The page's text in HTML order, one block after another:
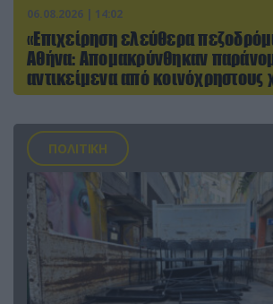
06.08.2026 | 14:02
«Επιχείρηση ελεύθερα
Αθήνα: Απομακρύνθηκαν
αντικείμενα από
ΠΟΛΙΤΙΚΗ